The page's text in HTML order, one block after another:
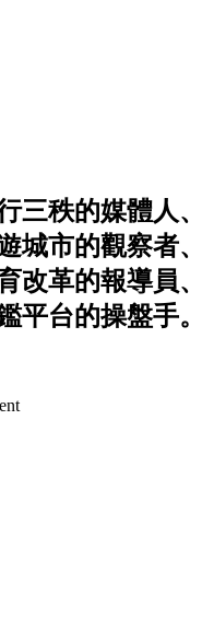
三秩的媒體人、
城市的觀察者、
改革的報導員、
平台的操盤手。